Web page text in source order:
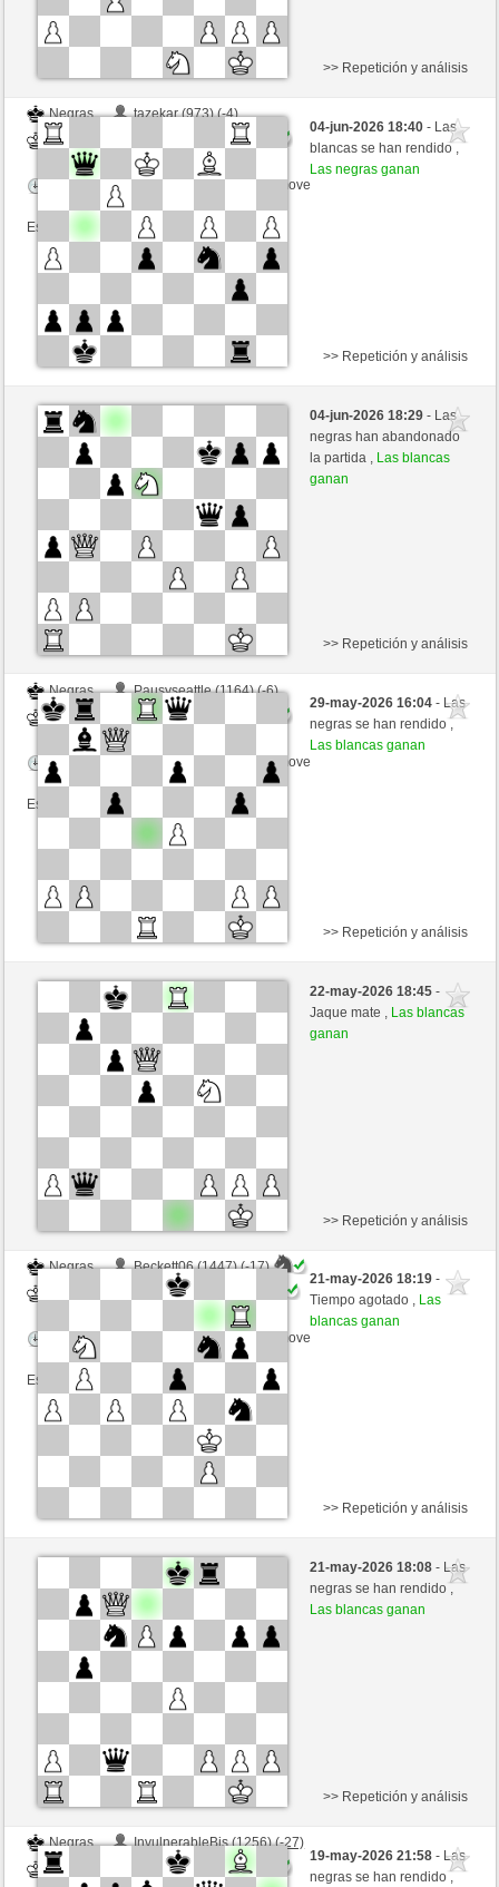
Negras
tazekar (973) (-4)
Blancas
mario39 (1325) (+4)
Tiempo: 15 minutes/side + 0 seconds/move
Esta partida es por puntos
>> Repetición y análisis
04-jun-2026 18:40- Las
blancas se han rendido ,
Las negras ganan
Blancas
Andalusia (1466) (-18)
Negras
Tiempo: 15 minutes/side + 0 seconds/move
>> Repetición y análisis
04-jun-2026 18:29- Las
negras han abandonado
la partida , Las blancas
ganan
Negras
Pausyseattle (1164) (-6)
Blancas
mario39 (1408) (+6)
Tiempo: 15 minutes/side + 0 seconds/move
Esta partida es por puntos
>> Repetición y análisis
29-may-2026 16:04- Las
negras se han rendido ,
Las blancas ganan
Negras
Lykos (1315) (-11)
mario39 (1437) (+11)
Tiempo: 15 minutes/side + 0 seconds/move
Esta partida es por puntos
>> Repetición y análisis
22-may-2026 18:45-
Jaque mate , Las blancas
ganan
Negras
Beckett06 (1447) (-17)
mario39 (1435) (+17)
Tiempo: 15 minutes/side + 0 seconds/move
Esta partida es por puntos
>> Repetición y análisis
21-may-2026 18:19-
Tiempo agotado , Las
blancas ganan
Negras
cougorille (1552) (-21)
mario39 (1432) (+21)
Tiempo: 15 minutes/side + 0 seconds/move
Esta partida es por puntos
>> Repetición y análisis
21-may-2026 18:08- Las
negras se han rendido ,
Las blancas ganan
Negras
InvulnerableBis (1256) (-27)
Blancas
mario39 (1423) (+9)
>> Repetición y análisis
19-may-2026 21:58- Las
negras se han rendido ,